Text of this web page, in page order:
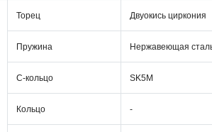
Торец Двуокись циркония
Пружина Нержавеющая
С-кольцо SK5M
Кольцо -